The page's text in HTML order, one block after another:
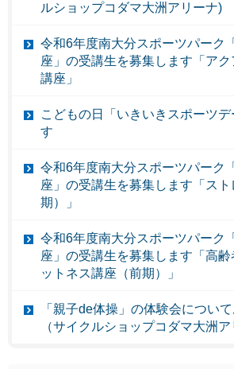
ルショップコダマ大洲アリーナ)
令和6年度南大分スポーツパーク
座」の受講生を募集します「ア
講座」
こどもの日「いきいきスポーツデ
す
令和6年度南大分スポーツパーク
座」の受講生を募集します「ス
期）」
令和6年度南大分スポーツパーク
座」の受講生を募集します「高齢
ットネス講座（前期）」
「親子de体操」の体験会につい
（サイクルショップコダマ大洲ア